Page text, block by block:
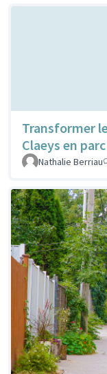
Transformer
Claeys en
Nathalie Berriau